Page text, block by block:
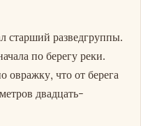
старший разведгруппы.
по берегу реки.
овражку, что от берега
двадцать-